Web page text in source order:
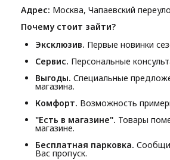
Адрес: Москва, Чапаевский
Почему стоит зайти?
Эксклюзив. Первые новинки
Сервис. Персональные
Выгоды. Специальные
магазина.
Комфорт. Возможность
"Есть в магазине". Товары
магазине.
Бесплатная парковка.
Вас пропуск.